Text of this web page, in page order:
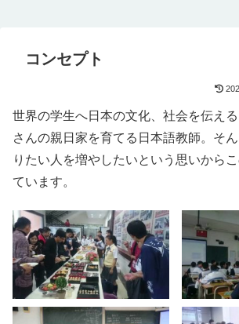
コンセプト
世界の学生へ日本の文化、社会を伝え
さんの親日家を育てる日本語教師。そ
りたい人を増やしたいという思いから
ています。